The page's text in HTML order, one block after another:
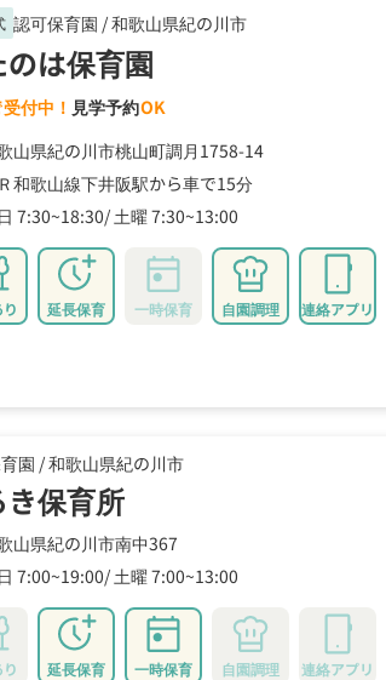
認可保育園 /和歌山県紀の川市
のは保育園
付中！ 見学予約OK
山県紀の川市桃山町調月1758-14
和歌山線下井阪駅から車で15分
7:30~18:30 土曜 7:30~13:00
延長保育 一時保育 自園調理 連絡アプリ
園 /和歌山県紀の川市
き保育所
山県紀の川市南中367
7:00~19:00 土曜 7:00~13:00
延長保育 一時保育 自園調理 連絡アプリ